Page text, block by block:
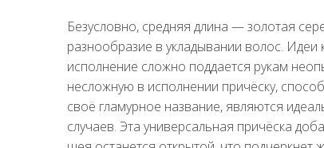
Безусловно, средняя длина — золотая
разнообразие в укладывании волос.
исполнение сложно поддается рукам
несложную в исполнении причёску,
своё гламурное название, являются
случаев. Эта универсальная причёска